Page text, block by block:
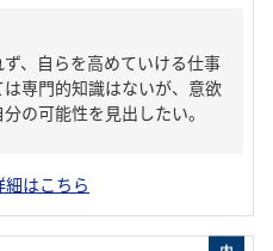
、自らを高めていける仕事
専門的知識はないが、意欲
の可能性を見出したい。
はこちら